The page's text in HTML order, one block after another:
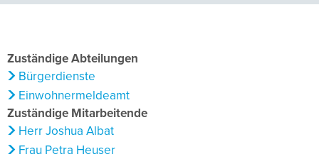
Zuständige Abteilungen
Bürgerdienste
Einwohnermeldeamt
Zuständige Mitarbeitende
Herr Joshua Albat
Frau Petra Heuser